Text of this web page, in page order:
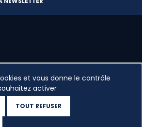
conforme
et vous donne le contrôle
activer
TOUT REFUSER